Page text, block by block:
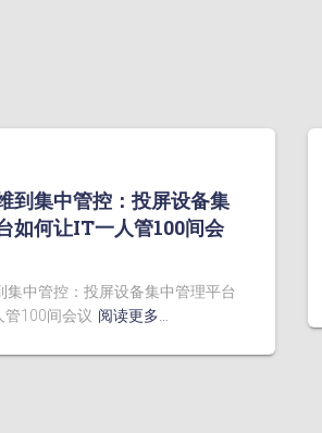
到集中管控：投屏设备集
如何让IT一人管100间会
集中管控：投屏设备集中管理平台
管100间会议 阅读更多…